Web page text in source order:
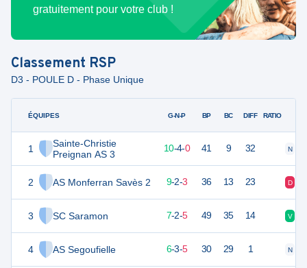
gratuitement pour votre club !
Classement RSP
D3 - POULE D - Phase Unique
ÉQUIPES
1
Sainte-Christie
Preignan AS 3
2 AS Monferran Savès 2
3 SC Saramon
4 AS Segoufielle
G-N-P BP BC DIFF RATIO
10-4-0 41 9 32 N
29 14 9-2-3 36 13 23 D
7-2-5 49 35 14 V
6-3-5 30 29 1 N